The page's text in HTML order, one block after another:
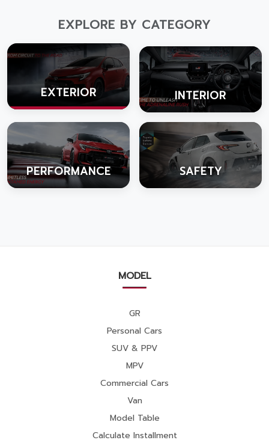
EXPLORE BY CATEGORY
EXTERIOR INTERIOR
PERFORMANCE SAFETY
MODEL
GR
Personal Cars
SUV & PPV
MPV
Commercial Cars
Van
Model Table
Calculate Installment